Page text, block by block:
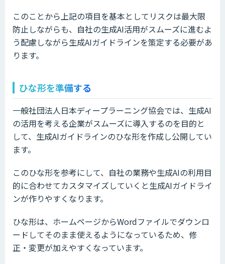
このことから上記の項目を基本としてリスクは最大限
防止しながらも、自社の生成AI活用がスムーズに進むよ
う配慮しながら生成AIガイドラインを策定する必要があ
ります。
ひな形を準備する
一般社団法人日本ディープラーニング協会では、生成AI
の活用を考える企業がスムーズに導入するのを目的と
して、生成AIガイドラインのひな形を作成し公開してい
ます。
このひな形を参考にして、自社の業務や生成AIの利用目
的に合わせてカスタマイズしていくと生成AIガイドライ
ンが作りやすくなります。
ひな形は、ホームページからWordファイルでダウンロ
ードしてそのまま使えるようになっているため、修
正・変更が加えやすくなっています。